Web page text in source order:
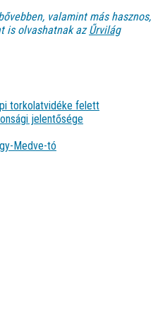
valamint más hasznos,
is olvashatnak azŰrvilág
torkolatvidéke felett
jelentősége
Medve-tó